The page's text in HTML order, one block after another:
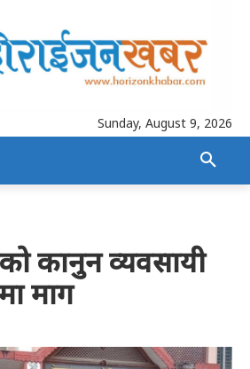
Sunday, August 9, 2026
कानुन व्यवसायी
माग